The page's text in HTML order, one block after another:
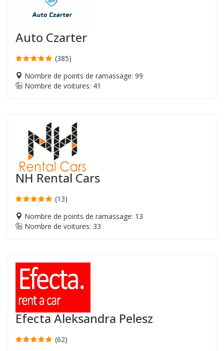
Auto Czarter
(385)
Nombre de points de ramassage: 99
Nombre de voitures: 41
NH Rental Cars
(13)
Nombre de points de ramassage: 13
Nombre de voitures: 33
Efecta Aleksandra Pelesz
(62)